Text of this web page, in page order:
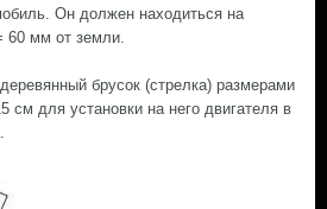
Он должен находиться на
60 мм от земли.
брусок (стрелка) размерами
см для установки на него двигателя в